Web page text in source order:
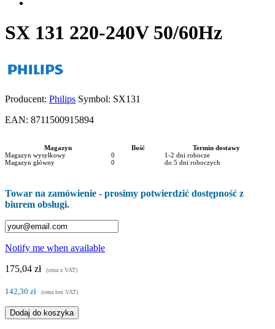
SX 131 220-240V 50/60Hz
Producent: Philips Symbol: SX131
EAN: 8711500915894
Magazyn Ilość
Termin dostawy
Magazyn wysyłkowy
0
1-2 dni robocze
Magazyn główny
0 do 5 dni roboczych
Towar na zamówienie - prosimy potwierdzić dostępność z
biurem obsługi.
Notify me when available
175,04 zł
(cena z VAT)
142,30 zł (cena bez VAT)
Dodaj do koszyka